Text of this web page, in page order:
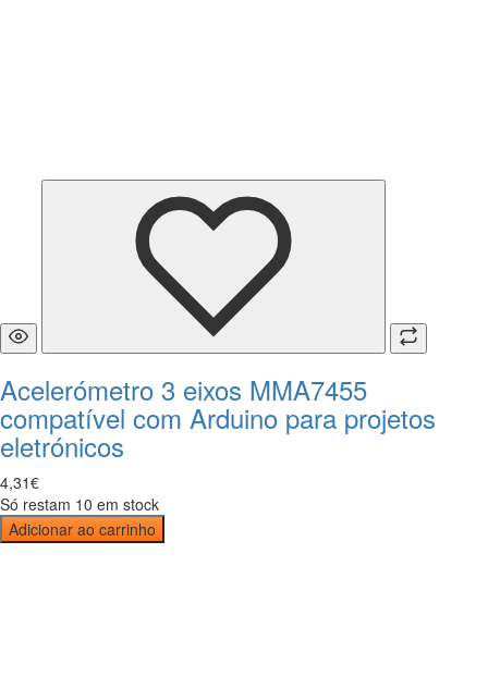
Acelerómetro 3 eixos MMA7455
compatível com Arduino para projetos
eletrónicos
4,31€
Só restam 10 em stock
Adicionar ao carrinho